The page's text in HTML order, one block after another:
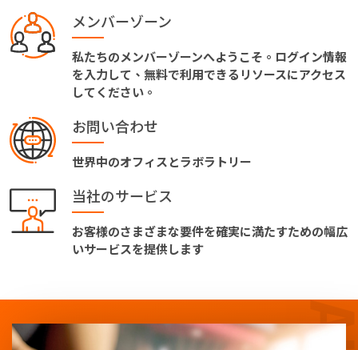
メンバーゾーン
私たちのメンバーゾーンへようこそ。ログイン情報
を入力して、無料で利用できるリソースにアクセス
してください。
お問い合わせ
世界中のオフィスとラボラトリー
当社のサービス
お客様のさまざまな要件を確実に満たすための幅広
いサービスを提供します